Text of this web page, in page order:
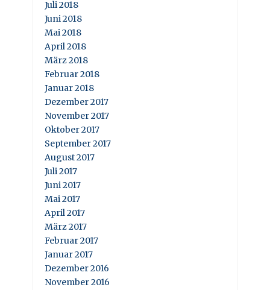
Juli 2018
Juni 2018
Mai 2018
April 2018
März 2018
Februar 2018
Januar 2018
Dezember 2017
November 2017
Oktober 2017
September 2017
August 2017
Juli 2017
Juni 2017
Mai 2017
April 2017
März 2017
Februar 2017
Januar 2017
Dezember 2016
November 2016